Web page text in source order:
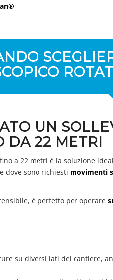
UN
DA 22 METRI
a 22 metri è la soluzione
dove sono richiesti movimenti
è perfetto per operare
su diversi lati del cantiere,